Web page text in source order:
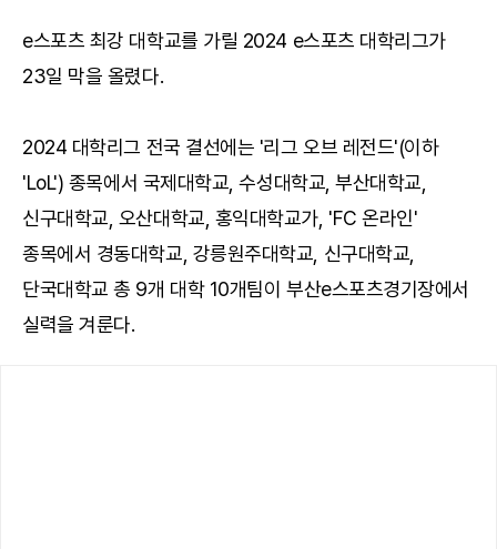
e스포츠 최강 대학교를 가릴 2024 e스포츠 대학리그가
23일 막을 올렸다.
2024 대학리그 전국 결선에는 '리그 오브 레전드'(이하
'LoL') 종목에서 국제대학교, 수성대학교, 부산대학교,
신구대학교, 오산대학교, 홍익대학교가, 'FC 온라인'
종목에서 경동대학교, 강릉원주대학교, 신구대학교,
단국대학교 총 9개 대학 10개팀이 부산e스포츠경기장에서
실력을 겨룬다.